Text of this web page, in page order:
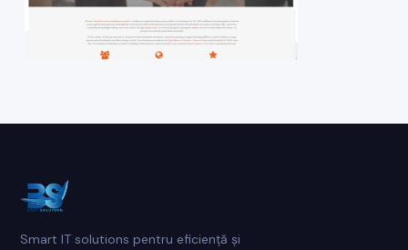
Smart IT solutions pentru eficiență și